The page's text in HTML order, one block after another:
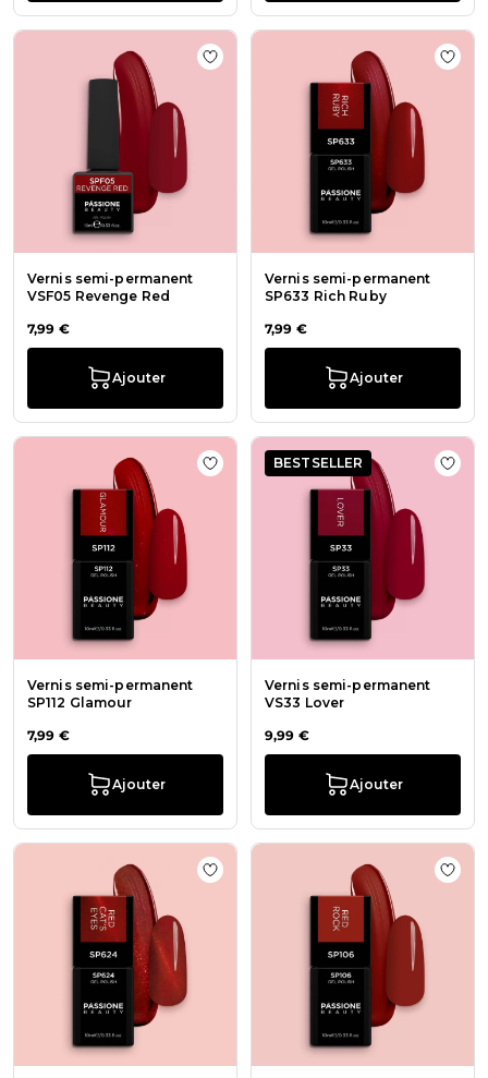
Vernis semi-permanent
VSF05 Revenge Red
7,99 €
Ajouter
Ajouter à la liste de souhaits Vernis
Vernis semi-permanent
SP633 Rich Ruby
7,99 €
Ajouter
Vernis semi-permanent
SP112 Glamour
7,99 €
Ajouter
Ajouter à la liste de souhaits Vernis
BESTSELLER
Vernis semi-permanent
VS33 Lover
9,99 €
Ajouter
Ajouter à la liste de souhaits Vernis